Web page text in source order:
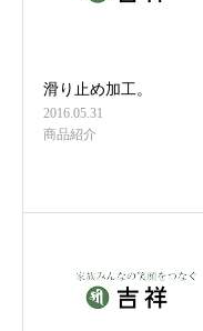
滑り止め加工。
2016.05.31
商品紹介